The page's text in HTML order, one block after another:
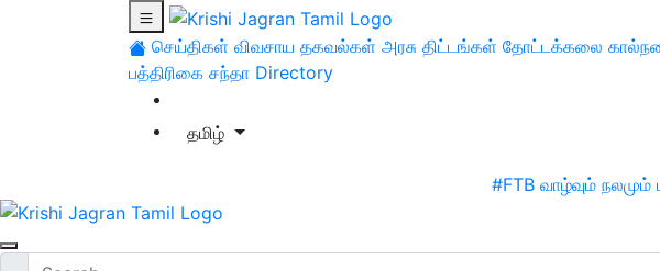
செய்திகள் விவசாய தகவல்கள் அரசு திட்டங்கள் தோட்டக்கலை
பத்திரிகை சந்தா Directory
தமிழ்
#FTB வாழ்வும் நலமும்